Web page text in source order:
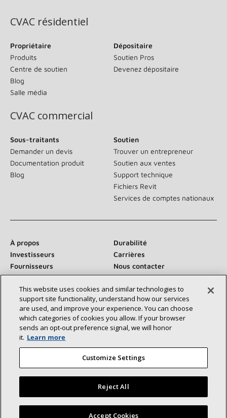
CVAC résidentiel
Propriétaire
Produits
Centre de soutien
Blog
Salle média
Dépositaire
Soutien Pros
Devenez dépositaire
CVAC commercial
Sous-traitants
Demander un devis
Documentation produit
Blog
Soutien
Trouver un entrepreneur
Soutien aux ventes
Support technique
Fichiers Revit
Services de comptes nationaux
À propos
Durabilité
Investisseurs
Carrières
Fournisseurs
Nous contacter
Salle de presse
Communiquez avec nous :
©2026 Lennox International Inc.
Déclaration d’accessibilité
Confidentialité
Conditions générales
This website uses cookies and similar technologies to
support site functionality, understand how our services
are used, and improve your experience. You can choose
which categories of cookies you allow. If your browser
sends an opt‑out preference signal, we will honor
it. Learn more
Customize Settings
Reject All
Accept Cookies